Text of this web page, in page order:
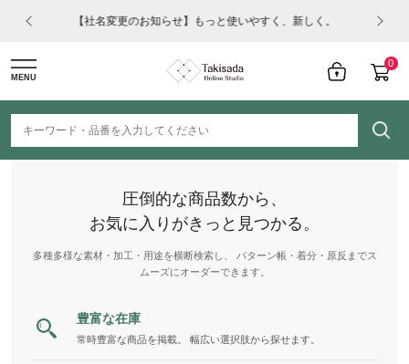
【社名変更のお知らせ】もっと使いやすく、新しく。
0
MENU
圧倒的な商品数から、
お気に入りがきっと見つかる。
多種多様な素材・加工・用途を横断検索し、 パターン帳・着分・原反までス
ムーズにオーダーできます。
豊富な在庫
常時豊富な商品を掲載。 幅広い選択肢から探せます。